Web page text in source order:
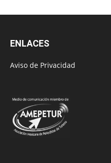
ENLACES
Aviso de Privacidad